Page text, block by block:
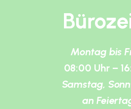
Montag bis
08:00 Uhr –
Samstag,
an